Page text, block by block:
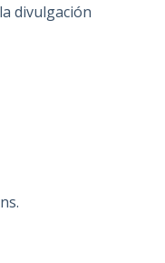
divulgación
.